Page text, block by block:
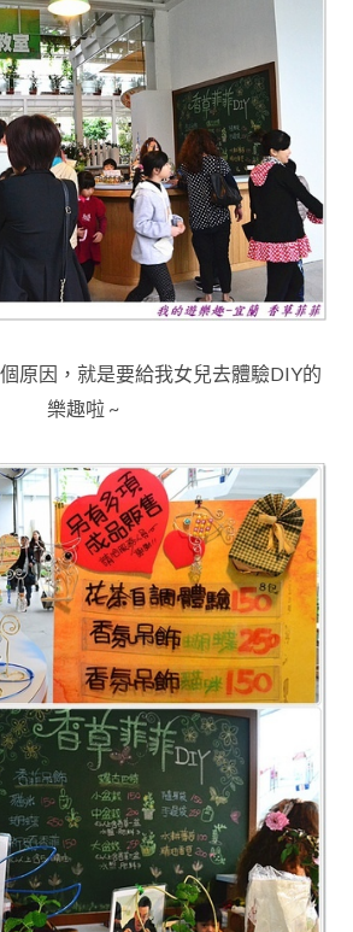
原因 ， 就是要給我女兒去體驗DIY的
樂趣啦 ~